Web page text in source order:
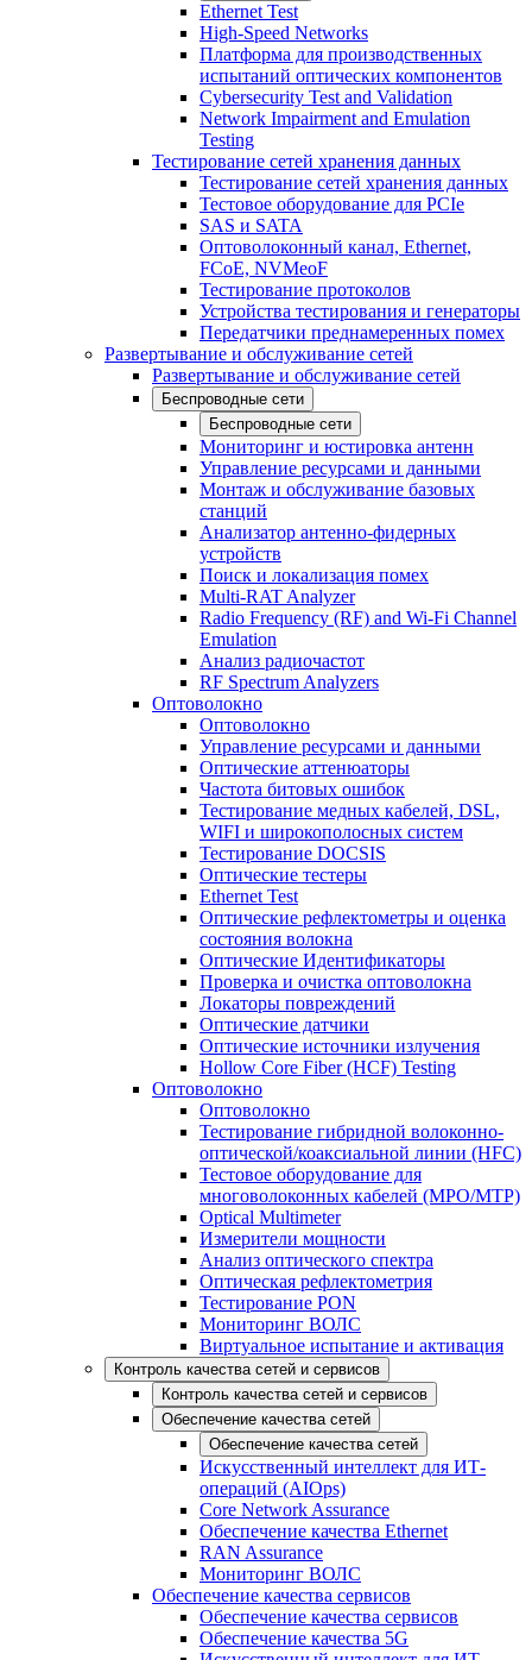
Ethernet Test
High-Speed Networks
Платформа для производственных
испытаний оптических компонентов
Cybersecurity Test and Validation
Network Impairment and Emulation
Testing
Тестирование сетей хранения данных
Тестирование сетей хранения данных
Тестовое оборудование для PCIe
SAS и SATA
Оптоволоконный канал, Ethernet,
FCoE, NVMeoF
Тестирование протоколов
Устройства тестирования и генераторы
Передатчики преднамеренных помех
Развертывание и обслуживание сетей
Развертывание и обслуживание сетей
Беспроводные сети
Беспроводные сети
Мониторинг и юстировка антенн
Управление ресурсами и данными
Монтаж и обслуживание базовых
станций
Анализатор антенно-фидерных
устройств
Поиск и локализация помех
Multi-RAT Analyzer
Radio Frequency (RF) and Wi-Fi Channel
Emulation
Анализ радиочастот
RF Spectrum Analyzers
Оптоволокно
Оптоволокно
Управление ресурсами и данными
Оптические aттенюаторы
Частота битовых ошибок
Тестирование медных кабелей, DSL,
WIFI и широкополосных систем
Тестирование DOCSIS
Оптические тестеры
Ethernet Test
Оптические рефлектометры и оценка
состояния волокна
Оптические Идентификаторы
Проверка и очистка оптоволокна
Локаторы повреждений
Оптические датчики
Оптические источники излучения
Hollow Core Fiber (HCF) Testing
Оптоволокно
Оптоволокно
Тестирование гибридной волоконно-
оптической/коаксиальной линии (HFC)
Тестовое оборудование для
многоволоконных кабелей (MPO/MTP)
Optical Multimeter
Измерители мощности
Анализ оптического спектра
Оптическая рефлектометрия
Тестирование PON
Мониторинг ВОЛС
Виртуальное испытание и активация
Контроль качества сетей и сервисов
Контроль качества сетей и сервисов
Обеспечение качества сетей
Обеспечение качества сетей
Искусственный интеллект для ИТ-
операций (AIOps)
Core Network Assurance
Обеспечение качества Ethernet
RAN Assurance
Мониторинг ВОЛС
Обеспечение качества сервисов
Обеспечение качества сервисов
Обеспечение качества 5G